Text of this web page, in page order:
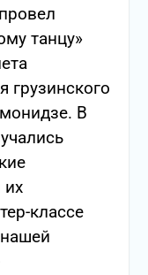
танцу»
грузинского
В
их
классе